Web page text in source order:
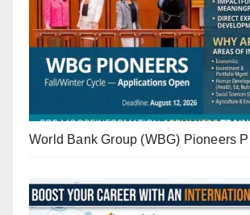
World Bank Group (WBG) Pioneers